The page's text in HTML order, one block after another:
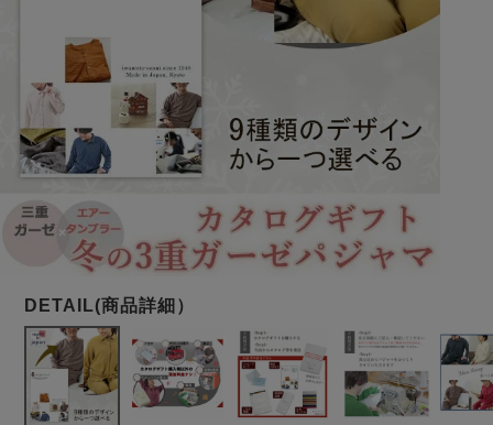
春 秋
ガールズパジャマ
柳
ニット/ストレッチ 起毛/フランネル
柄物
インナーウェア
売れ筋ランキング
- Item Ranking -
- New Arrival -
目的別でさがす一覧はこちら
ズボン単品
すべてのメン
ズ
パジャマ
長袖 半袖 七分袖
前開き かぶり スリーパー
SDGsの取り組み